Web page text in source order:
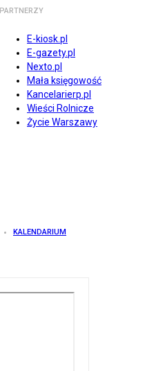
PARTNERZY
E-kiosk.pl
E-gazety.pl
Nexto.pl
Mała księgowość
Kancelarierp.pl
Wieści Rolnicze
Życie Warszawy
KALENDARIUM